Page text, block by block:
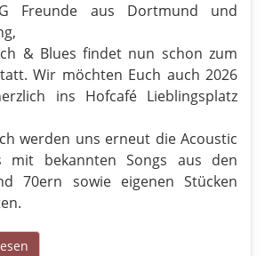
Freunde aus Dortmund und
& Blues findet nun schon zum
Wir möchten Euch auch 2026
ins Hofcafé Lieblingsplatz
werden uns erneut die Acoustic
mit bekannten Songs aus den
70ern sowie eigenen Stücken